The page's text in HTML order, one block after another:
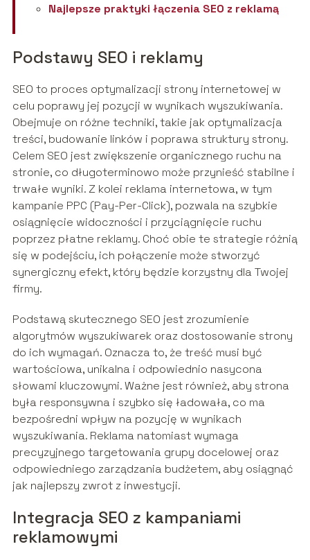
Najlepsze praktyki łączenia SEO z reklamą
Podstawy SEO i reklamy
SEO to proces optymalizacji strony internetowej w
celu poprawy jej pozycji w wynikach wyszukiwania.
Obejmuje on różne techniki, takie jak optymalizacja
treści, budowanie linków i poprawa struktury strony.
Celem SEO jest zwiększenie organicznego ruchu na
stronie, co długoterminowo może przynieść stabilne i
trwałe wyniki. Z kolei reklama internetowa, w tym
kampanie PPC (Pay-Per-Click), pozwala na szybkie
osiągnięcie widoczności i przyciągnięcie ruchu
poprzez płatne reklamy. Choć obie te strategie różnią
się w podejściu, ich połączenie może stworzyć
synergiczny efekt, który będzie korzystny dla Twojej
firmy.
Podstawą skutecznego SEO jest zrozumienie
algorytmów wyszukiwarek oraz dostosowanie strony
do ich wymagań. Oznacza to, że treść musi być
wartościowa, unikalna i odpowiednio nasycona
słowami kluczowymi. Ważne jest również, aby strona
była responsywna i szybko się ładowała, co ma
bezpośredni wpływ na pozycję w wynikach
wyszukiwania. Reklama natomiast wymaga
precyzyjnego targetowania grupy docelowej oraz
odpowiedniego zarządzania budżetem, aby osiągnąć
jak najlepszy zwrot z inwestycji.
Integracja SEO z kampaniami
reklamowymi